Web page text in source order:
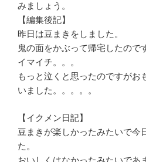
みましょう。
【編集後記】
昨日は豆まきをしました。
鬼の面をかぶって帰宅したので
イマイチ。。。
もっと泣くと思ったのですがお
いました。。。。。
【イクメン日記】
豆まきが楽しかったみたいで今
た。
おいしくはなかったみたいであ